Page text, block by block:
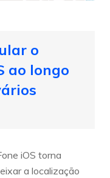
o
ao longo
iOS torna
a localização